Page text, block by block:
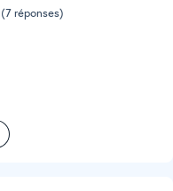
(7 réponses)